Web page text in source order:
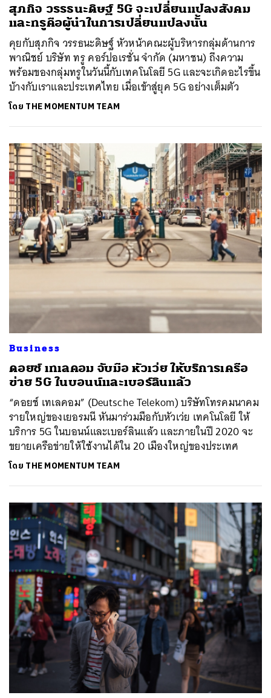
สุภกิจ วรรธนะดิษฐ์ 5G จะเปลี่ยนแปลงสังคม
และทรูคือผู้นำในการเปลี่ยนแปลงนั้น
คุยกับสุภกิจ วรรธนะดิษฐ์ หัวหน้าคณะผู้บริหารกลุ่มด้านการ
พาณิชย์ บริษัท ทรู คอร์ปอเรชั่น จำกัด (มหาชน) ถึงความ
พร้อมของกลุ่มทรูในวันนี้กับเทคโนโลยี 5G และจะเกิดอะไรขึ้น
บ้างกับเราและประเทศไทย เมื่อเข้าสู่ยุค 5G อย่างเต็มตัว
โดย THE MOMENTUM TEAM
Business
ดอยช์ เทเลคอม จับมือ หัวเว่ย ให้บริการเครือ
ข่าย 5G ในบอนน์และเบอร์ลินแล้ว
“ดอยช์ เทเลคอม” (Deutsche Telekom) บริษัทโทรคมนาคม
รายใหญ่ของเยอรมนี หันมาร่วมมือกับหัวเว่ย เทคโนโลยี ให้
บริการ 5G ในบอนน์และเบอร์ลินแล้ว และภายในปี 2020 จะ
ขยายเครือข่ายให้ใช้งานได้ใน 20 เมืองใหญ่ของประเทศ
โดย THE MOMENTUM TEAM